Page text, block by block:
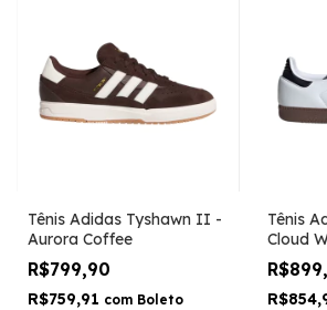
Tênis Adidas Tyshawn II -
Aurora Coffee
R$799,90
R$759,91 com Boleto
Tênis
Cloud
Clear